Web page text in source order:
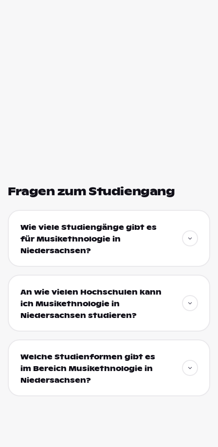
Fragen zum Studiengang
Wie viele Studiengänge gibt es
für Musikethnologie in
Niedersachsen?
An wie vielen Hochschulen kann
ich Musikethnologie in
Niedersachsen studieren?
Welche Studienformen gibt es
im Bereich Musikethnologie in
Niedersachsen?